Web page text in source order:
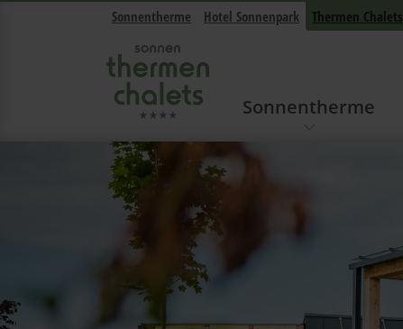
Navigation überspringen
Sonnentherme Hotel Sonnenpark Thermen Chalets
Sonnentherme